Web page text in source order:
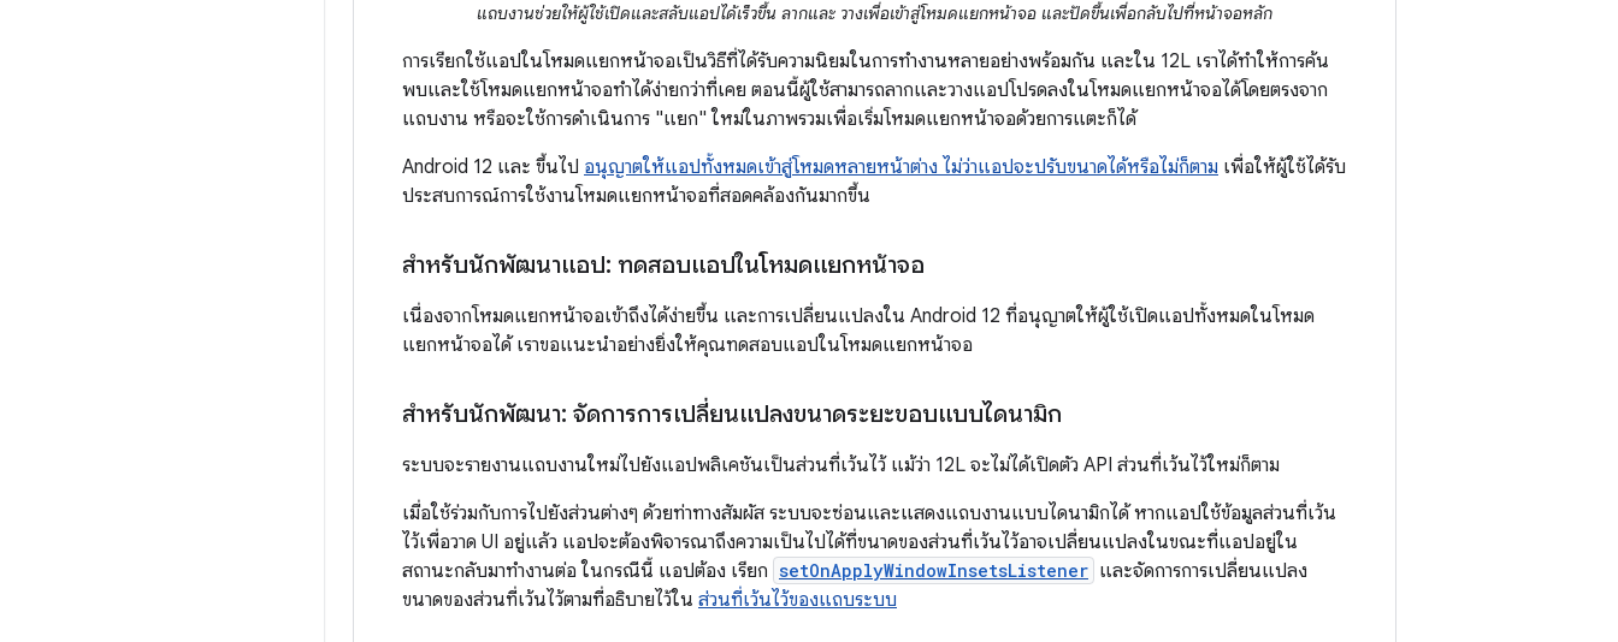
แถบงานช่วยให้ผู้ใช้เปิดและสลับแอปได้เร็วขึ้น ลากและ วางเพื่อเข้าสู่โหมดแยกหน้าจอ และปัดขึ้นเพื่อกลับไปที่หน้าจอหลัก
การเรียกใช้แอปในโหมดแยกหน้าจอเป็นวิธีที่ได้รับความนิยมในการทำงานหลายอย่างพร้อมกัน และใน 12L เราได้ทำให้การค้น
พบและใช้โหมดแยกหน้าจอทำได้ง่ายกว่าที่เคย ตอนนี้ผู้ใช้สามารถลากและวางแอปโปรดลงในโหมดแยกหน้าจอได้โดยตรงจาก
แถบงาน หรือจะใช้การดำเนินการ "แยก" ใหม่ในภาพรวมเพื่อเริ่มโหมดแยกหน้าจอด้วยการแตะก็ได้
Android 12 และ ขึ้นไป อนุญาตให้แอปทั้งหมดเข้าสู่โหมดหลายหน้าต่าง ไม่ว่าแอปจะปรับขนาดได้หรือไม่ก็ตาม เพื่อให้ผู้ใช้ได้รับ
ประสบการณ์การใช้งานโหมดแยกหน้าจอที่สอดคล้องกันมากขึ้น
สำหรับนักพัฒนาแอป: ทดสอบแอปในโหมดแยกหน้าจอ
เนื่องจากโหมดแยกหน้าจอเข้าถึงได้ง่ายขึ้น และการเปลี่ยนแปลงใน Android 12 ที่อนุญาตให้ผู้ใช้เปิดแอปทั้งหมดในโหมด
แยกหน้าจอได้ เราขอแนะนำอย่างยิ่งให้คุณทดสอบแอปในโหมดแยกหน้าจอ
สำหรับนักพัฒนา: จัดการการเปลี่ยนแปลงขนาดระยะขอบแบบไดนามิก
ระบบจะรายงานแถบงานใหม่ไปยังแอปพลิเคชันเป็นส่วนที่เว้นไว้ แม้ว่า 12L จะไม่ได้เปิดตัว API ส่วนที่เว้นไว้ใหม่ก็ตาม
เมื่อใช้ร่วมกับการไปยังส่วนต่างๆ ด้วยท่าทางสัมผัส ระบบจะซ่อนและแสดงแถบงานแบบไดนามิกได้ หากแอปใช้ข้อมูลส่วนที่เว้น
ไว้เพื่อวาด UI อยู่แล้ว แอปจะต้องพิจารณาถึงความเป็นไปได้ที่ขนาดของส่วนที่เว้นไว้อาจเปลี่ยนแปลงในขณะที่แอปอยู่ใน
สถานะกลับมาทำงานต่อ ในกรณีนี้ แอปต้อง เรียก setOnApplyWindowInsetsListener และจัดการการเปลี่ยนแปลง
ขนาดของส่วนที่เว้นไว้ตามที่อธิบายไว้ใน ส่วนที่เว้นไว้ของแถบระบบ